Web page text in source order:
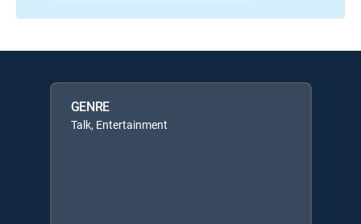
GENRE
Talk, Entertainment